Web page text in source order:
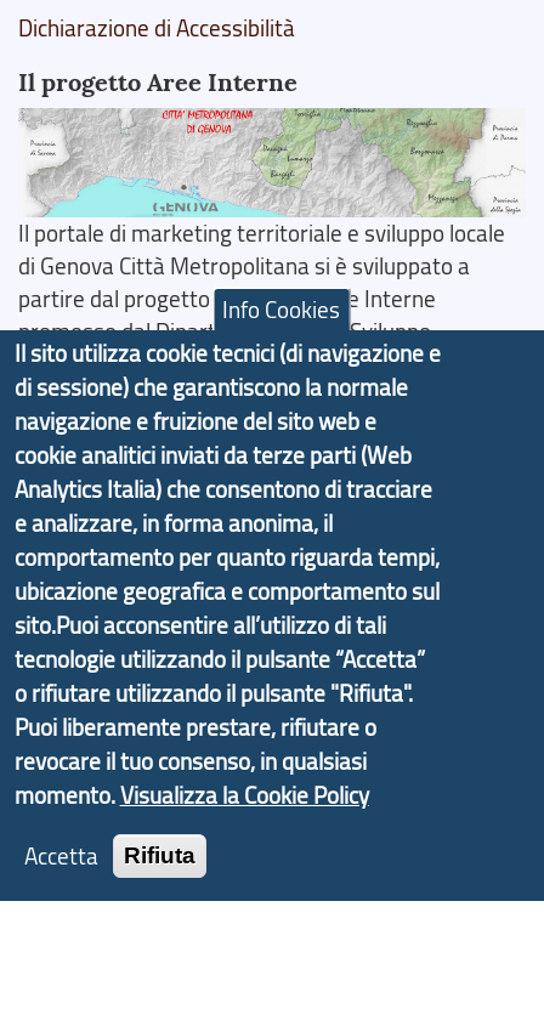
Dichiarazione di Accessibilità
Il progetto Aree Interne
Il portale di marketing territoriale e sviluppo locale
di Genova Città Metropolitana si è sviluppato a
partire dal progetto nazionale Aree Interne
promosso dal Dipartimento per lo Sviluppo
Economico e finalizzato al rilancio socio-economico
delle valli dell’entroterra. In particolare fornisce
informazioni ed aggiornamenti sullaStrategia
d'Area Antola-Tigullio, in collaborazione con Regione
Liguria ed ANCI Liguria.
Copyright © 2017 Città metropolitana di Genova |
CF: 80007350103
Tecnologie e Accessibilità
Privacy
Note Legali
Contatti
Statistiche
Info Cookies
Il sito utilizza cookie tecnici (di navigazione e
di sessione) che garantiscono la normale
navigazione e fruizione del sito web e
cookie analitici inviati da terze parti (Web
Analytics Italia) che consentono di tracciare
e analizzare, in forma anonima, il
comportamento per quanto riguarda tempi,
ubicazione geografica e comportamento sul
sito.Puoi acconsentire all’utilizzo di tali
tecnologie utilizzando il pulsante “Accetta”
o rifiutare utilizzando il pulsante "Rifiuta".
Puoi liberamente prestare, rifiutare o
revocare il tuo consenso, in qualsiasi
momento.Visualizza la Cookie Policy
Accetta
Rifiuta